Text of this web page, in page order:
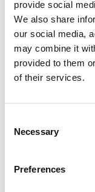
provide social
We also share
our social media,
may combine it
provided to them
of their services.
Selection
Necessary
Preferences
automaatselt